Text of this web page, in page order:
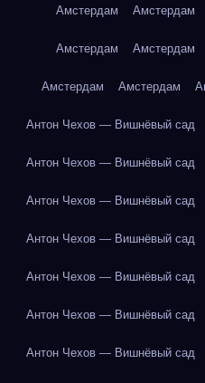
Амстердам Амстердам
Амстердам Амстердам
Амстердам Амстердам
Антон Чехов — Вишнёвый сад
Антон Чехов — Вишнёвый сад
Антон Чехов — Вишнёвый сад
Антон Чехов — Вишнёвый сад
Антон Чехов — Вишнёвый сад
Антон Чехов — Вишнёвый сад
Антон Чехов — Вишнёвый сад